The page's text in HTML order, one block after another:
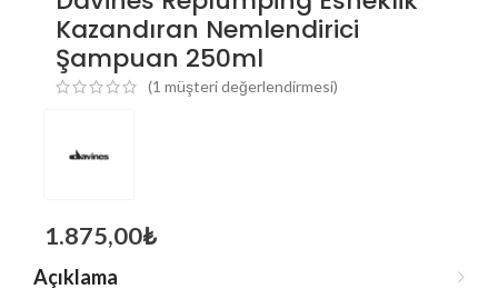
Kazandıran Nemlendirici
Şampuan 250ml
(1 müşteri değerlendirmesi)
1.875,00₺
Açıklama